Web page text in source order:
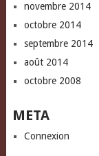
novembre 2014
octobre 2014
septembre 2014
août 2014
octobre 2008
META
Connexion